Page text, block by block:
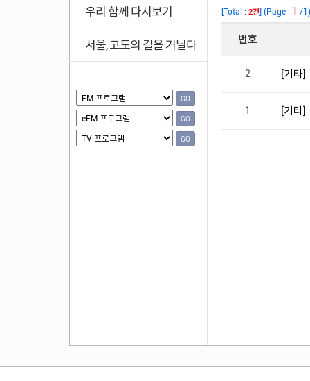
우리 함께 다시보기
서울, 고도의 길을 거닐다
GO
GO
GO